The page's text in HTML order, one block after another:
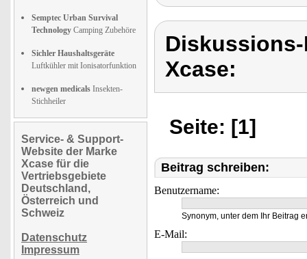
Semptec Urban Survival
Technology Camping Zubehöre
Sichler Haushaltsgeräte
Luftkühler mit Ionisatorfunktion
newgen medicals Insekten-
Stichheiler
Service- & Support-
Website der Marke
Xcase für die
Vertriebsgebiete
Deutschland,
Österreich und
Schweiz
Datenschutz
Impressum
Xcase:
Seite: [1]
Beitrag schreiben:
Benutzername:
Synonym, unter dem Ihr Beitrag
E-Mail: